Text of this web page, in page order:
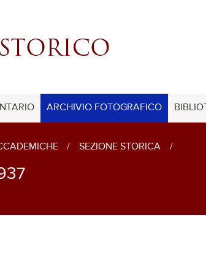
ARCHIVIO FOTOGRAFICO
/ SEZIONE STORICA /